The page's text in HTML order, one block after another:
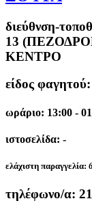
διεύθνση-
13
ΚΕΝΤΡΟ
είδος
ωράριο: 13:00 -
ιστοσελίδα: -
ελάχιστη παραγγελία:
τηλέφωνο/α: